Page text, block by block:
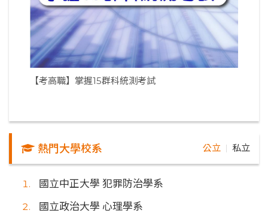
【考高職】掌握15群科統測考試
熱門大學校系 公立 私立
國立中正大學 犯罪防治學系
國立政治大學 心理學系